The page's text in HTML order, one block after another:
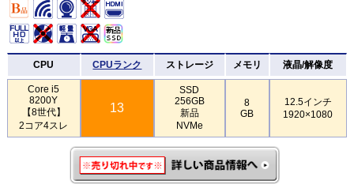
CPU CPUランク ストレージ メモリ 液晶/解像度
Core i5
8200Y
【8世代】
2コア4スレ
13
SSD
256GB
新品
NVMe
8
GB
12.5インチ
1920×1080